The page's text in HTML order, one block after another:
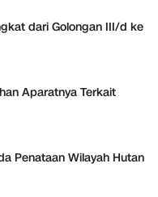
dari Golongan III/d ke
Aparatnya Terkait
Penataan Wilayah Hutan